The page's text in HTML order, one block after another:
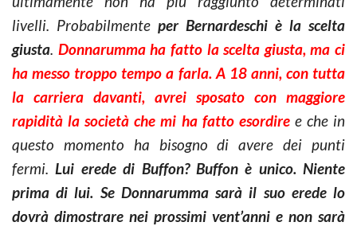
livelli. Probabilmente per Bernardeschi è la scelta
giusta. Donnarumma ha fatto la scelta giusta, ma ci
ha messo troppo tempo a farla. A 18 anni, con tutta
la carriera davanti, avrei sposato con maggiore
rapidità la società che mi ha fatto esordiree che in
questo momento ha bisogno di avere dei punti
fermi.Lui erede di Buffon? Buffon è unico. Niente
prima di lui. Se Donnarumma sarà il suo erede lo
dovrà dimostrare nei prossimi vent’anni e non sarà